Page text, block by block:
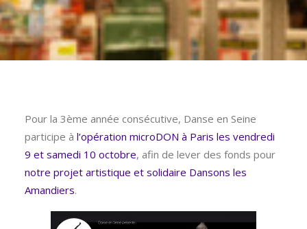
Pour la 3ème année consécutive, Danse en Seine
participe à l’opération microDON à Paris les vendredi
9 et samedi 10 octobre, afin de lever des fonds pour
notre projet artistique et solidaire Dansons les
Amandiers.